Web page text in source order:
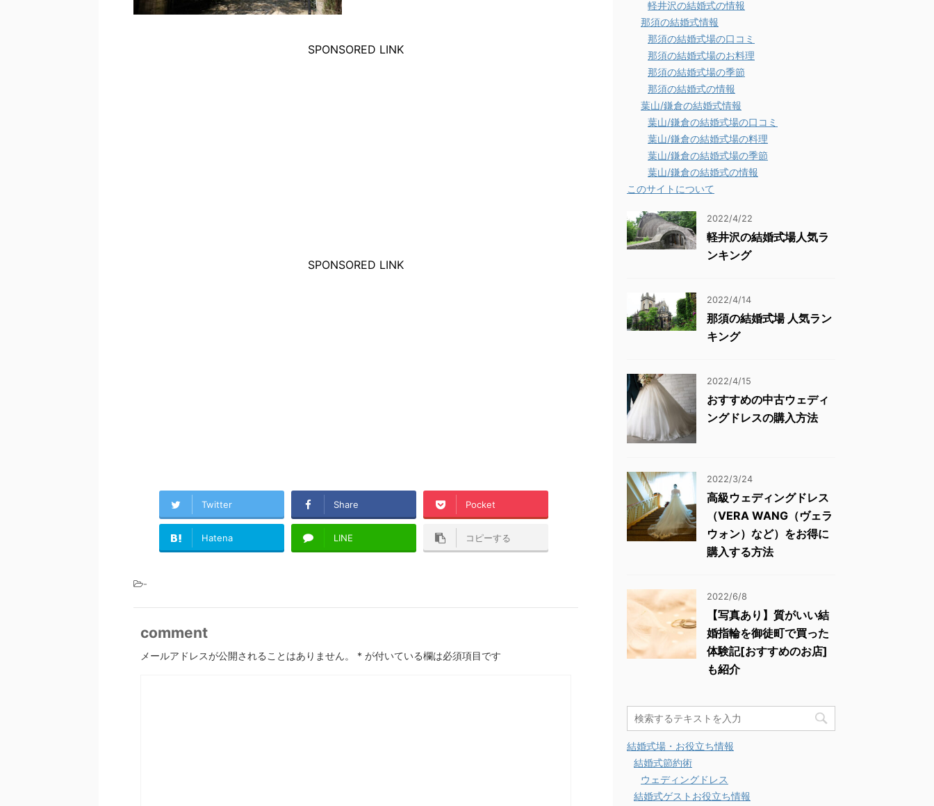
SPONSORED LINK
SPONSORED LINK
Twitter Share Pocket
Hatena LINE コピーする
-
comment
メールアドレスが公開されることはありません。 * が付いている欄は必須項目です
軽井沢の結婚式の情報
那須の結婚式情報
那須の結婚式場の口コミ
那須の結婚式場のお料理
那須の結婚式場の季節
那須の結婚式の情報
葉山/鎌倉の結婚式情報
葉山/鎌倉の結婚式場の口コミ
葉山/鎌倉の結婚式場の料理
葉山/鎌倉の結婚式場の季節
葉山/鎌倉の結婚式の情報
このサイトについて
2022/4/22
軽井沢の結婚式場人気ラ
ンキング
2022/4/14
那須の結婚式場 人気ラン
キング
2022/4/15
おすすめの中古ウェディ
ングドレスの購入方法
2022/3/24
高級ウェディングドレス
（VERA WANG（ヴェラ
ウォン）など）をお得に
購入する方法
2022/6/8
【写真あり】質がいい結
婚指輪を御徒町で買った
体験記[おすすめのお店]
も紹介
結婚式場・お役立ち情報
結婚式節約術
ウェディングドレス
結婚式ゲストお役立ち情報